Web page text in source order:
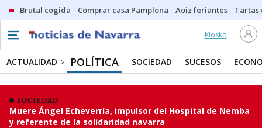
Brutal cogida Comprar casa Pamplona Aoiz feriantes Tartas
Kiosko
ACTUALIDAD POLÍTICA SOCIEDAD SUCESOS
SOCIEDAD
Muere Ángel Echeverría, impulsor del Hospital de Nemba
y referente de la solidaridad navarra